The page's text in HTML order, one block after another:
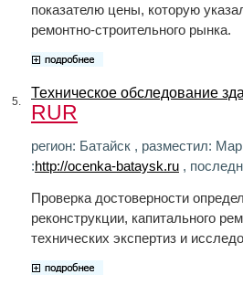
показателю цены, которую
ремонтно-строительного рынка.
5.
Техническое обследование
RUR
регион: Батайск , разместил:
:http://ocenka-bataysk.ru ,
Проверка достоверности
реконструкции, капитального
технических экспертиз и